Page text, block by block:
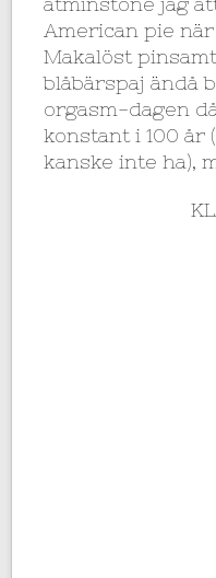
American pie
Makalöst
blåbärspaj ändå
orgasm-dagen
konstant i 100
kanske inte ha),